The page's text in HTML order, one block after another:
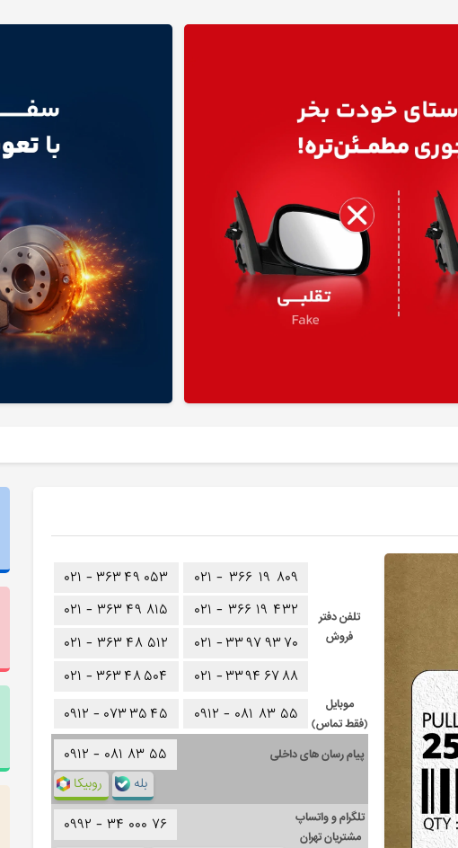
تلفن دفتر
فروش
۰۲۱ - ۳۶۶ ۱۹ ۸۰۹
۰۲۱ - ۳۶۶ ۱۹ ۴۳۲
۰۲۱ -۳۳۹۷۹۳۷۰
۰۲۱ -۳۳۹۴ ۶۷۸۸
۰۲۱ - ۳۶۳۴۹ ۰۵۳
۰۲۱ - ۳۶۳ ۴۹ ۸۱۵
۰۲۱ - ۳۶۳ ۴۸ ۵۱۲
۰۲۱ - ۳۶۳۴۸۵۰۴
موبایل
(فقط تماس)
۰۹۱۲ - ۰۸۱ ۸۳ ۵۵ ۰۹۱۲ - ۰۷۳۳۵ ۴۵
پیام رسان های داخلی ۰۹۱۲ - ۰۸۱ ۸۳ ۵۵
روبیکا بله
تلگرام و واتساپ
مشتریان تهران
۰۹۹۲ - ۳۴ ۰۰۰ ۷۶